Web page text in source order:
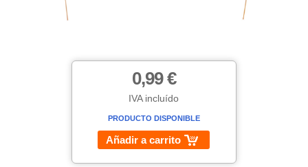
0,99 €
IVA incluído
PRODUCTO DISPONIBLE
Añadir a carrito